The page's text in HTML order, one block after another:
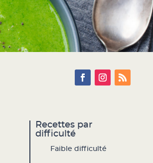
Recettes par
difficulté
Faible difficulté